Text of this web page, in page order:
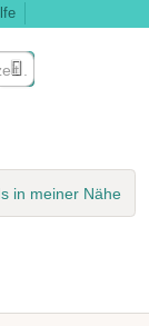
in meiner Nähe